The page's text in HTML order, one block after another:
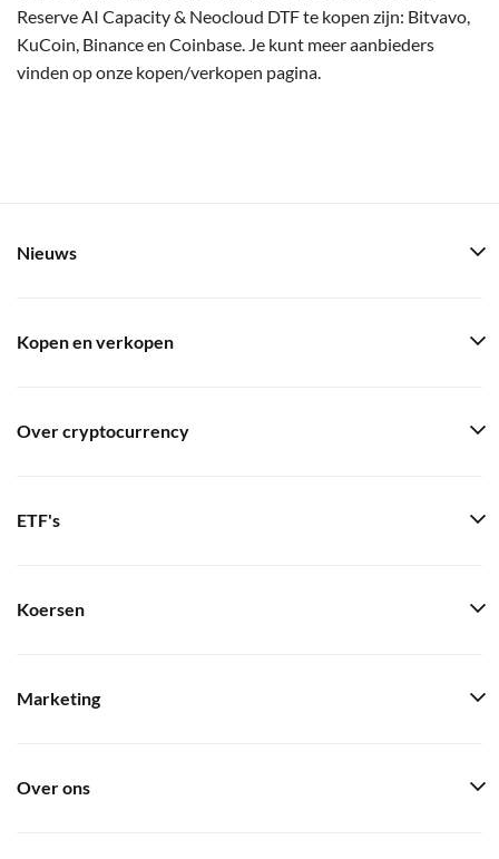
Reserve AI Capacity & Neocloud DTF te kopen zijn: Bitvavo,
KuCoin, Binance en Coinbase. Je kunt meer aanbieders
vinden op onze kopen/verkopen pagina.
Nieuws
Kopen en verkopen
Over cryptocurrency
ETF's
Koersen
Marketing
Over ons